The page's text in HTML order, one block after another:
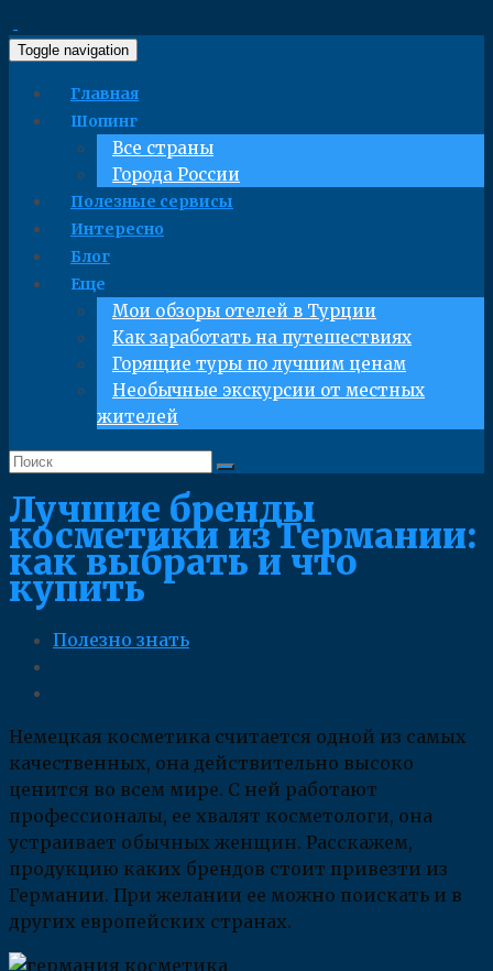
Toggle navigation
Главная
Шопинг
Все страны
Города России
Полезные сервисы
Интересно
Блог
Еще
Мои обзоры отелей в Турции
Как заработать на путешествиях
Горящие туры по лучшим ценам
Необычные экскурсии от местных
жителей
Лучшие бренды
косметики из Германии:
как выбрать и что
купить
Полезно знать
Немецкая косметика считается одной из самых
качественных, она действительно высоко
ценится во всем мире. С ней работают
профессионалы, ее хвалят косметологи, она
устраивает обычных женщин. Расскажем,
продукцию каких брендов стоит привезти из
Германии. При желании ее можно поискать и в
других европейских странах.